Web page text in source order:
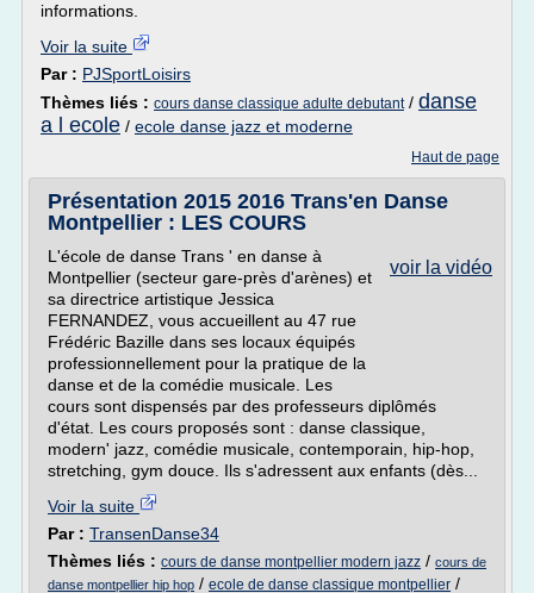
informations.
Voir la suite
Par : PJSportLoisirs
Thèmes liés : cours danse classique adulte debutant/ danse
a l ecole / ecole danse jazz et moderne
Haut de page
Présentation 2015 2016 Trans'en Danse
Montpellier : LES COURS
voir la vidéo
L'école de danse Trans ' en danse à
Montpellier (secteur gare-près d'arènes) et
sa directrice artistique Jessica
FERNANDEZ, vous accueillent au 47 rue
Frédéric Bazille dans ses locaux équipés
professionnellement pour la pratique de la
danse et de la comédie musicale. Les
cours sont dispensés par des professeurs diplômés
d'état. Les cours proposés sont : danse classique,
modern' jazz, comédie musicale, contemporain, hip-hop,
stretching, gym douce. Ils s'adressent aux enfants (dès...
Voir la suite
Par : TransenDanse34
Thèmes liés : cours de danse montpellier modern jazz / cours de
danse montpellier hip hop / ecole de danse classique montpellier /